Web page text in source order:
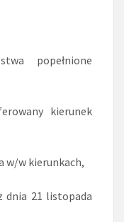
popełnione
kierunek
w/w kierunkach,
dnia 21 listopada